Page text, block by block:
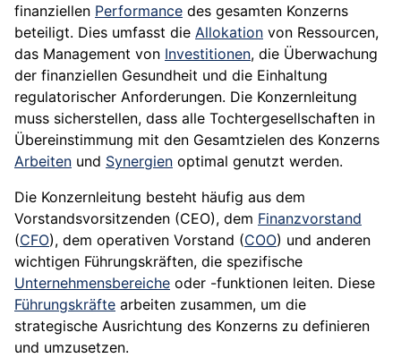
finanziellen Performance des gesamten Konzerns
beteiligt. Dies umfasst die Allokation von Ressourcen,
das Management von Investitionen, die Überwachung
der finanziellen Gesundheit und die Einhaltung
regulatorischer Anforderungen. Die Konzernleitung
muss sicherstellen, dass alle Tochtergesellschaften in
Übereinstimmung mit den Gesamtzielen des Konzerns
Arbeiten und Synergien optimal genutzt werden.
Die Konzernleitung besteht häufig aus dem
Vorstandsvorsitzenden (CEO), dem Finanzvorstand
(CFO), dem operativen Vorstand (COO) und anderen
wichtigen Führungskräften, die spezifische
Unternehmensbereiche oder -funktionen leiten. Diese
Führungskräfte arbeiten zusammen, um die
strategische Ausrichtung des Konzerns zu definieren
und umzusetzen.